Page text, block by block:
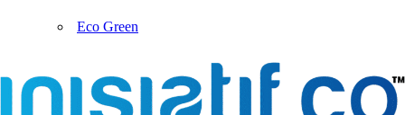
Eco Green